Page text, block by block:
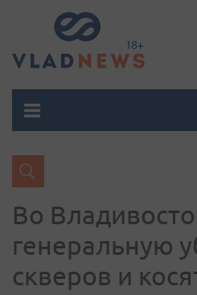
Во
генеральную
скверов и